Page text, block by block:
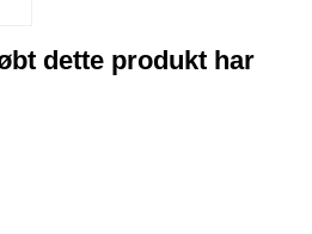
dette produkt har